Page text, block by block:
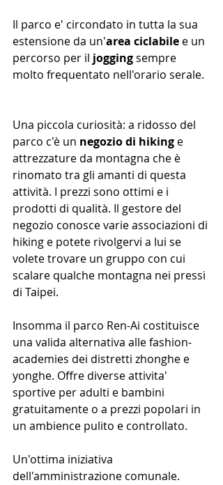
Il parco e' circondato in tutta la sua
estensione da un'area ciclabile e un
percorso per il jogging sempre
molto frequentato nell'orario serale.
Una piccola curiosità: a ridosso del
parco c'è un negozio di hiking e
attrezzature da montagna che è
rinomato tra gli amanti di questa
attività. I prezzi sono ottimi e i
prodotti di qualità. Il gestore del
negozio conosce varie associazioni di
hiking e potete rivolgervi a lui se
volete trovare un gruppo con cui
scalare qualche montagna nei pressi
di Taipei.
Insomma il parco Ren-Ai costituisce
una valida alternativa alle fashion-
academies dei distretti zhonghe e
yonghe. Offre diverse attivita'
sportive per adulti e bambini
gratuitamente o a prezzi popolari in
un ambience pulito e controllato.
Un'ottima iniziativa
dell'amministrazione comunale.